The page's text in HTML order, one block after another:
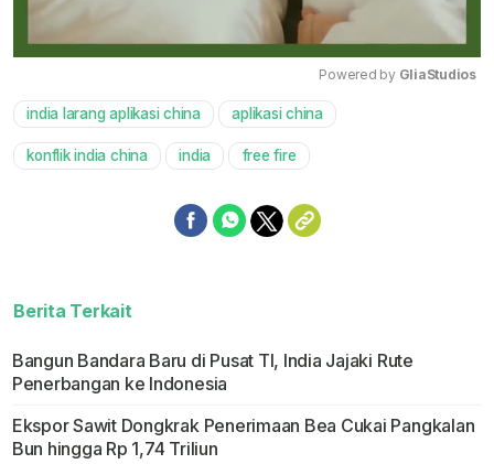
Powered by GliaStudios
india larang aplikasi china aplikasi china
konflik india china india free fire
Berita Terkait
Bangun Bandara Baru di Pusat TI, India Jajaki Rute
Penerbangan ke Indonesia
Ekspor Sawit Dongkrak Penerimaan Bea Cukai Pangkalan
Bun hingga Rp 1,74 Triliun